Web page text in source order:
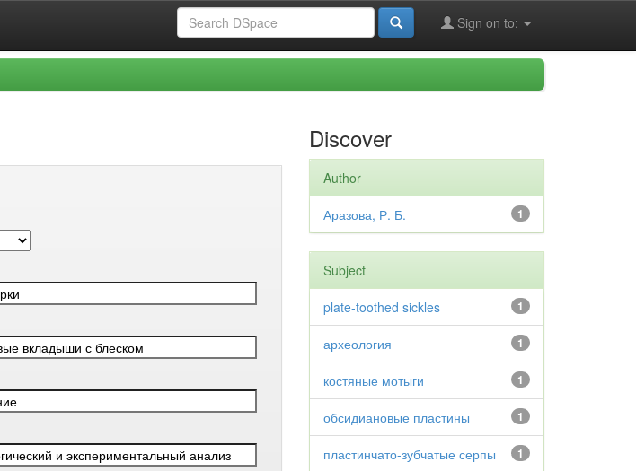
Sign on to:
Discover
Author
1
Аразова, Р. Б.
Subject
1
plate-toothed sickles
1
археология
1
костяные мотыги
1
обсидиановые пластины
1
пластинчато-зубчатые серпы